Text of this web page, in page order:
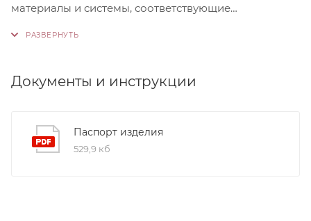
материалы и системы, соответствующие
Документы и инструкции
Паспорт изделия
529,9 кб